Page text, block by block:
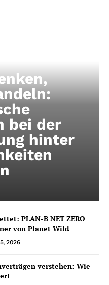
bei der
hinter
PLAN-B NET ZERO
von Planet Wild
2026
verstehen: Wie